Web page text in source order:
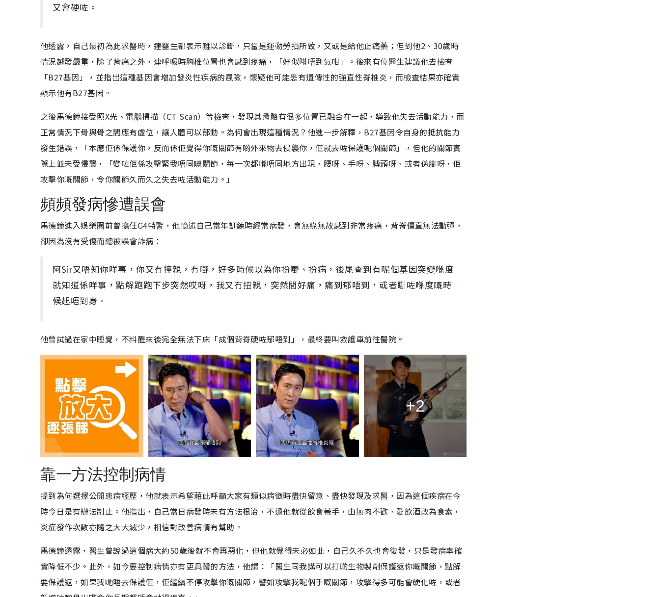
又會硬咗。
他透露，自己最初為此求醫時，連醫生都表示難以診斷，只當是運動勞損所致，又或是給他止痛藥；但到他2、30歲時
情況越發嚴重，除了背痛之外，連呼吸時胸椎位置也會感到疼痛，「好似唞唔到氣咁」。後來有位醫生建議他去檢查
「B27基因」，並指出這種基因會增加發炎性疾病的風險，懷疑他可能患有遺傳性的強直性脊椎炎，而檢查結果亦確實
顯示他有B27基因。
之後馬德鐘接受照X光、電腦掃描（CT Scan）等檢查，發現其骨骼有很多位置已融合在一起，導致他失去活動能力，而
正常情況下骨與骨之間應有虛位，讓人體可以郁動。為何會出現這種情況？他進一步解釋，B27基因令自身的抵抗能力
發生錯誤，「本應佢係保護你，反而係佢覺得你嘅關節有啲外來物去侵襲你，佢就去咗保護呢個關節」，但他的關節實
際上並未受侵襲，「變咗佢係攻擊緊我唔同嘅關節，每一次都喺唔同地方出現，腰呀、手呀、膊頭呀、或者係腳呀，佢
攻擊你嘅關節，令你關節久而久之失去咗活動能力。」
頻頻發病慘遭誤會
馬德鐘進入娛樂圈前曾擔任G4特警，他憶述自己當年訓練時經常病發，會無緣無故感到非常疼痛，背脊僵直無法動彈，
卻因為沒有受傷而總被誤會詐病：
阿Sir又唔知你咩事，你又冇撞親，冇嘢，好多時候以為你扮嘢、扮病，後尾查到有呢個基因突變喺度
就知道係咩事，點解跑跑下步突然哎呀，我又冇扭親，突然間好痛，痛到郁唔到，或者瞓咗喺度嘅時
候起唔到身。
他曾試過在家中睡覺，不料醒來後完全無法下床「成個背脊硬咗郁唔到」，最終要叫救護車前往醫院。
+2
靠一方法控制病情
提到為何選擇公開患病經歷，他就表示希望藉此呼籲大家有類似病徵時盡快留意、盡快發現及求醫，因為這個疾病在今
時今日是有辦法制止。他指出，自己當日病發時未有方法根治，不過他就從飲食著手，由無肉不歡、愛飲酒改為食素，
炎症發作次數亦隨之大大減少，相信對改善病情有幫助。
馬德鐘透露，醫生曾說過這個病大約50歲後就不會再惡化，但他就覺得未必如此，自己久不久也會復發，只是發病率確
實降低不少。此外，如今要控制病情亦有更具體的方法，他謂：「醫生同我講可以打啲生物製劑保護返你嘅關節，點解
要保護返，如果我哋唔去保護佢，佢繼續不停攻擊你嘅關節，譬如攻擊我呢個手嘅關節，攻擊得多可能會硬化咗，或者